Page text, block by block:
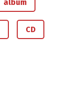
album
CD